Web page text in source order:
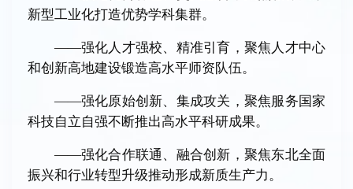
新型工业化打造优势学科集群。
——强化人才强校、精准引育，聚焦人才中心
和创新高地建设锻造高水平师资队伍。
——强化原始创新、集成攻关，聚焦服务国家
科技自立自强不断推出高水平科研成果。
——强化合作联通、融合创新，聚焦东北全面
振兴和行业转型升级推动形成新质生产力。